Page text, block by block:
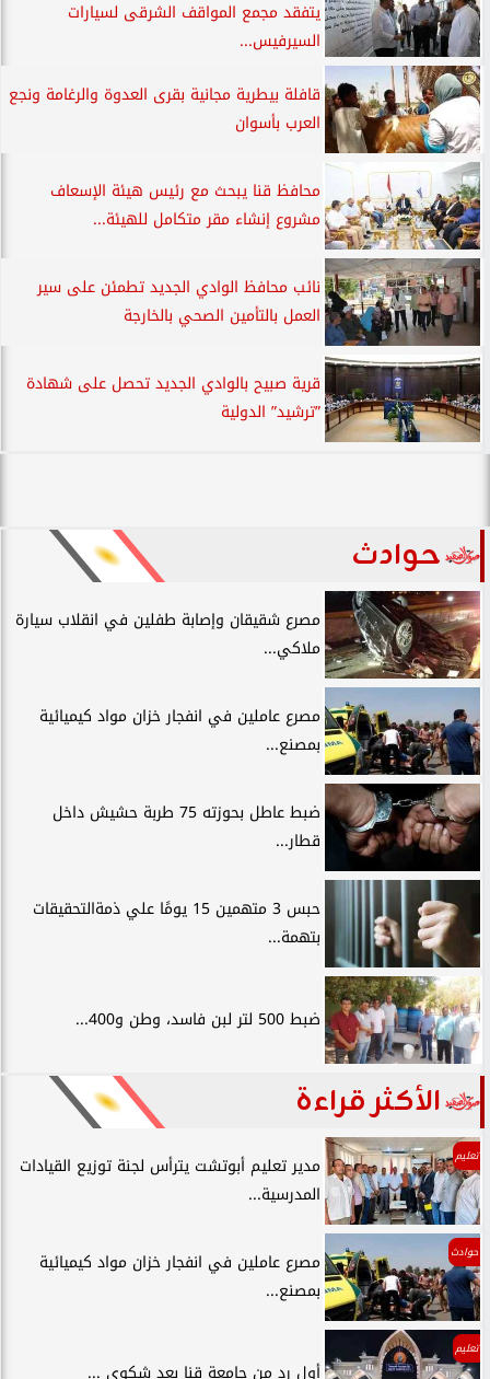
يتفقد مجمع المواقف الشرقى لسيارات
السيرفيس...
قافلة بيطرية مجانية بقرى العدوة والرغامة ونجع
العرب بأسوان
محافظ قنا يبحث مع رئيس هيئة الإسعاف
مشروع إنشاء مقر متكامل للهيئة...
نائب محافظ الوادي الجديد تطمئن على سير
العمل بالتأمين الصحي بالخارجة
قرية صبيح بالوادي الجديد تحصل على شهادة
”ترشيد” الدولية
حوادث
مصرع شقيقان وإصابة طفلين في انقلاب سيارة
ملاكي...
مصرع عاملين في انفجار خزان مواد كيميائية
بمصنع...
ضبط عاطل بحوزته 75 طربة حشيش داخل
قطار...
حبس 3 متهمين 15 يومًا علي ذمةالتحقيقات
بتهمة...
ضبط 500 لتر لبن فاسد، وطن و400...
الأكثر قراءة
تعليم
مدير تعليم أبوتشت يترأس لجنة توزيع القيادات
المدرسية...
حوادث
مصرع عاملين في انفجار خزان مواد كيميائية
بمصنع...
تعليم
أول رد من جامعة قنا بعد شكوي ...